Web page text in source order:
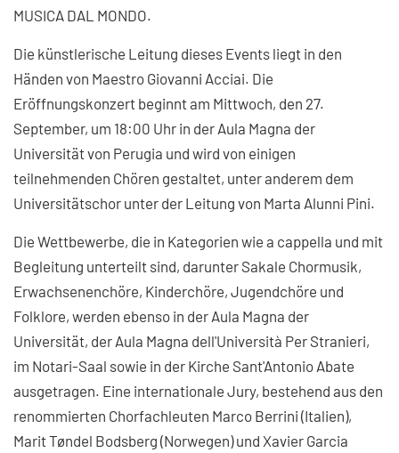
MUSICA DAL MONDO.
Die künstlerische Leitung dieses Events liegt in den
Händen von Maestro Giovanni Acciai. Die
Eröffnungskonzert beginnt am Mittwoch, den 27.
September, um 18:00 Uhr in der Aula Magna der
Universität von Perugia und wird von einigen
teilnehmenden Chören gestaltet, unter anderem dem
Universitätschor unter der Leitung von Marta Alunni Pini.
Die Wettbewerbe, die in Kategorien wie a cappella und mit
Begleitung unterteilt sind, darunter Sakale Chormusik,
Erwachsenenchöre, Kinderchöre, Jugendchöre und
Folklore, werden ebenso in der Aula Magna der
Universität, der Aula Magna dell'Università Per Stranieri,
im Notari-Saal sowie in der Kirche Sant'Antonio Abate
ausgetragen. Eine internationale Jury, bestehend aus den
renommierten Chorfachleuten Marco Berrini (Italien),
Marit Tøndel Bodsberg (Norwegen) und Xavier Garcia